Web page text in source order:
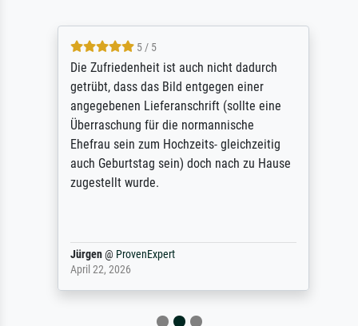
5 / 5
Die Zufriedenheit ist auch nicht dadurch
getrübt, dass das Bild entgegen einer
angegebenen Lieferanschrift (sollte eine
Überraschung für die normannische
Ehefrau sein zum Hochzeits- gleichzeitig
auch Geburtstag sein) doch nach zu Hause
zugestellt wurde.
Jürgen@ProvenExpert
April 22, 2026